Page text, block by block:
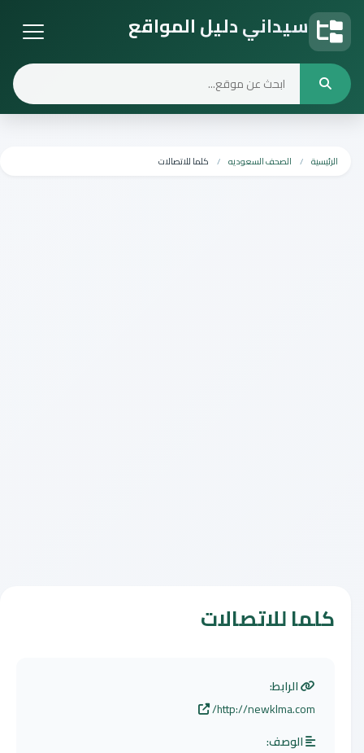
سيداني دليل المواقع
الرئيسية الصحف السعوديه كلما للاتصالات
كلما للاتصالات
الرابط:
http://newklma.com/
الوصف: